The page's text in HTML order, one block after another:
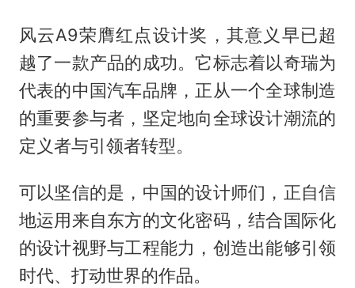
风云A9荣膺红点设计奖，其意义早已超
越了一款产品的成功。它标志着以奇瑞为
代表的中国汽车品牌，正从一个全球制造
的重要参与者，坚定地向全球设计潮流的
定义者与引领者转型。
可以坚信的是，中国的设计师们，正自信
地运用来自东方的文化密码，结合国际化
的设计视野与工程能力，创造出能够引领
时代、打动世界的作品。